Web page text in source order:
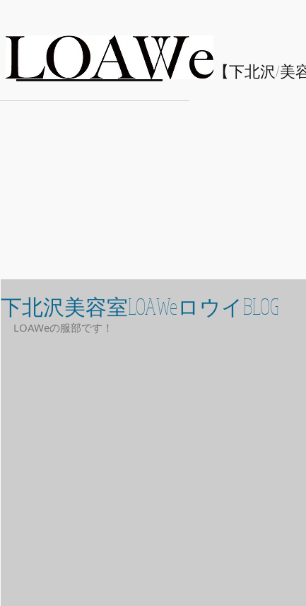
LOAWe ​【下北沢/美
下北沢美容室LOAWeロウイBLOG
LOAWeの服部です！